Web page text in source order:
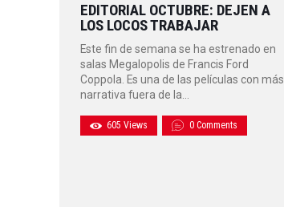
EDITORIAL OCTUBRE: DEJEN A
LOS LOCOS TRABAJAR
Este fin de semana se ha estrenado en
salas Megalopolis de Francis Ford
Coppola. Es una de las películas con más
narrativa fuera de la…
605 Views 0 Comments